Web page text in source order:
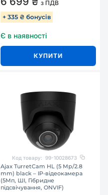
з ПДВ
+ 335 ₴ бонусів
Є в наявності
КУПИТИ
Код товару: 99-10028673
Ajax TurretCam HL (5 Mp/2.8
mm) black – IP-відеокамера
(5Мп, ШІ, Гібридне
підсвічування, ONVIF)